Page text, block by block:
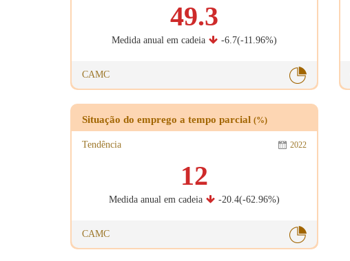
49.3
Medida anual em cadeia -6.7(-11.96%)
CAMC
Situação do emprego a tempo parcial (%)
Tendência 2022
12
Medida anual em cadeia -20.4(-62.96%)
CAMC